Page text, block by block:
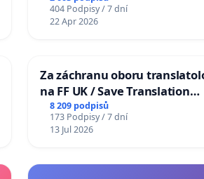
404 Podpisy / 7 dní
22 Apr 2026
Za záchranu oboru
na FF UK / Save Translation
Studies at the Faculty of Arts,
Charles University
8 209 podpisů
173 Podpisy / 7 dní
13 Jul 2026